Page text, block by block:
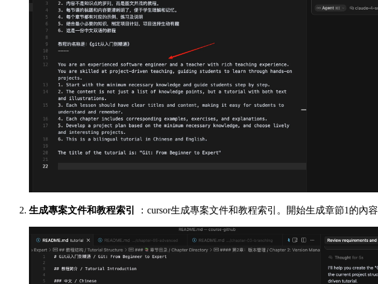
生成專案文件和教程索引 ：cursor生成專案文件和教程索引。開始生成章節1的內容